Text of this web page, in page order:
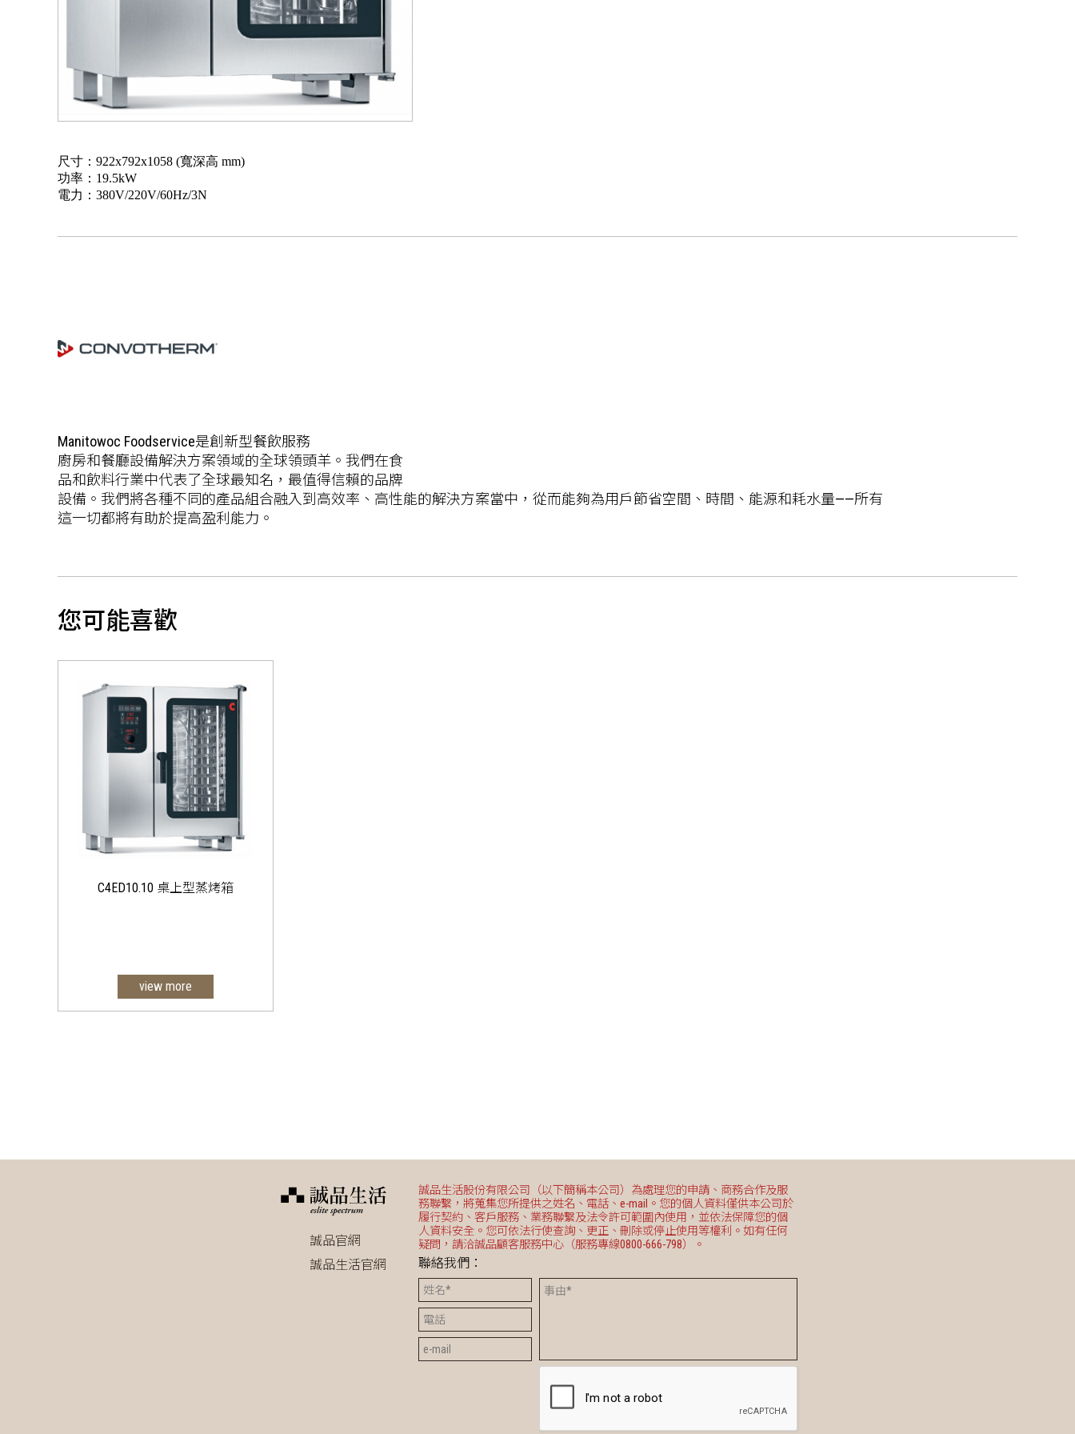
尺寸：922x792x1058 (寬深高 mm)
功率：19.5kW
電力：380V/220V/60Hz/3N
Manitowoc Foodservice是創新型餐飲服務
廚房和餐廳設備解決方案領域的全球領頭羊。我們在食
品和飲料行業中代表了全球最知名，最值得信賴的品牌
設備。我們將各種不同的產品組合融入到高效率、高性能的解決方案當中，從而能夠為用戶節省空間、時間、能源和耗水量——所有
這一切都將有助於提高盈利能力。
您可能喜歡
C4ED10.10 桌上型蒸烤箱
10隔層GN 1/1
view more
誠品官網
誠品生活官網
誠品生活股份有限公司（以下簡稱本公司）為處理您的申請、商務合作及服
務聯繫，將蒐集您所提供之姓名、電話、e-mail。您的個人資料僅供本公司於
履行契約、客戶服務、業務聯繫及法令許可範圍內使用，並依法保障您的個
人資料安全。您可依法行使查詢、更正、刪除或停止使用等權利。如有任何
疑問，請洽誠品顧客服務中心（服務專線0800-666-798）。
聯絡我們：